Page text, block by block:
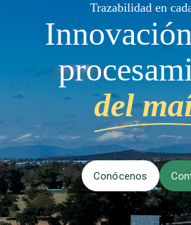
Trazabilidad en
del
Conócenos